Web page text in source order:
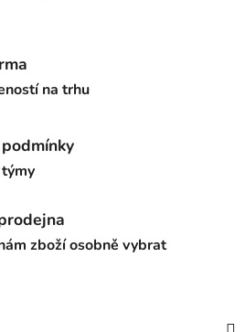
na trhu
zboží osobně vybrat